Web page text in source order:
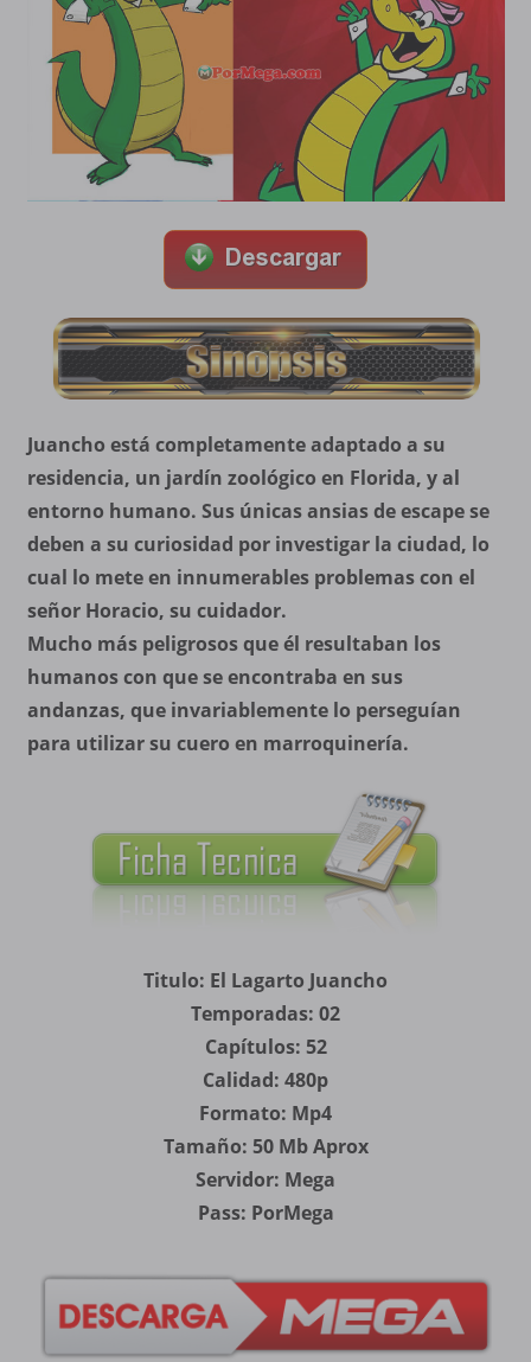
Juancho está completamente adaptado a su
residencia, un jardín zoológico en Florida, y al
entorno humano. Sus únicas ansias de escape se
deben a su curiosidad por investigar la ciudad, lo
cual lo mete en innumerables problemas con el
señor Horacio, su cuidador.
Mucho más peligrosos que él resultaban los
humanos con que se encontraba en sus
andanzas, que invariablemente lo perseguían
para utilizar su cuero en marroquinería.
Titulo: El Lagarto Juancho
Temporadas: 02
Capítulos: 52
Calidad: 480p
Formato: Mp4
Tamaño: 50 Mb Aprox
Servidor: Mega
Pass: PorMega